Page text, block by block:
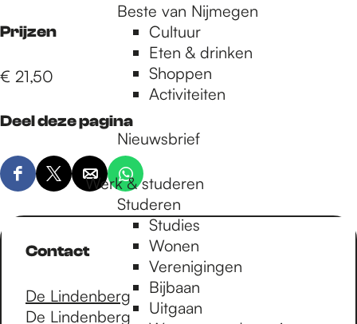
Beste van Nijmegen
Cultuur
Eten & drinken
Shoppen
Activiteiten
Nieuwsbrief
Werk & studeren
Studeren
Studies
Wonen
Verenigingen
Bijbaan
Uitgaan
Prijzen
€ 21,50
Deel deze pagina
D
e
D
e
l
e
z
D
e
l
z
D
e
e
d
z
Contact
De Lindenberg
De Lindenberg